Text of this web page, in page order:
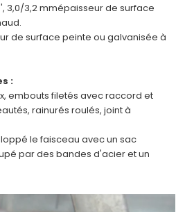
3,0/3,2 mmépaisseur de surface
de surface peinte ou galvanisée à
:
embouts filetés avec raccord et
rainurés roulés, joint à
le faisceau avec un sac
par des bandes d'acier et un